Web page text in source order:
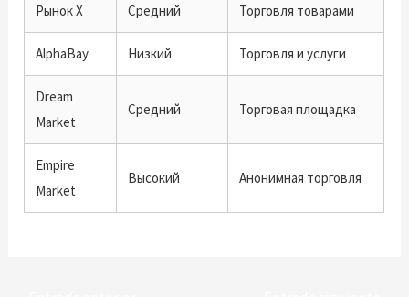
Рынок X Средний Торговля товарами
AlphaBay Низкий Торговля и услуги
Dream
Market
Средний Торговая площадка
Empire
Market
Высокий Анонимная торговля